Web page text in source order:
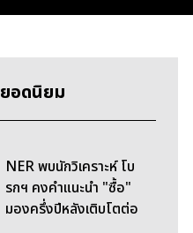
ยอดนิยม
NER พบนักวิเคราะห์ โบ
รกฯ คงคำแนะนำ "ซื้อ"
มองครึ่งปีหลังเติบโตต่อ